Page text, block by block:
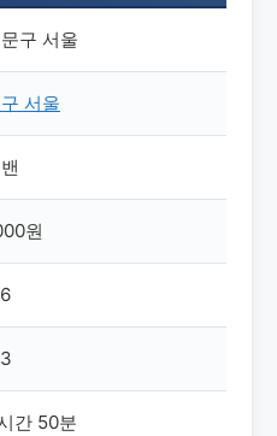
구 서울
서울
원
간 50분